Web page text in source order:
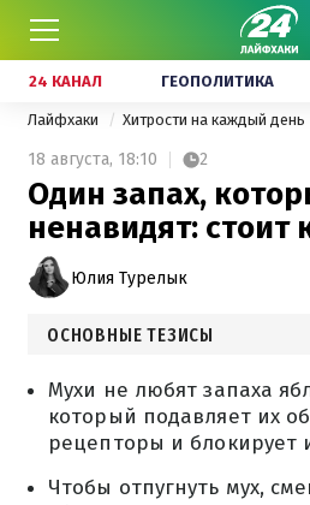
24 КАНАЛ ГЕОПОЛИТИКА
Лайфхаки Хитрости на каждый день
18 августа, 18:10 2
Один запах,
ненавидят: стоит
Юлия Турелык
ОСНОВНЫЕ ТЕЗИСЫ
Мухи не любят запаха
который подавляет их
рецепторы и блокирует
Чтобы отпугнуть мух,